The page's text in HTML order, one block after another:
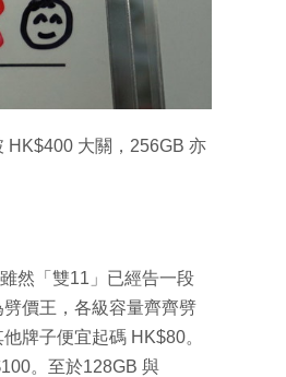
HK$400 大關，256GB 亦
然「雙11」已經告一段
價王，各級容量齊齊劈
牌子便宜起碼 HK$80。
。至於128GB 與